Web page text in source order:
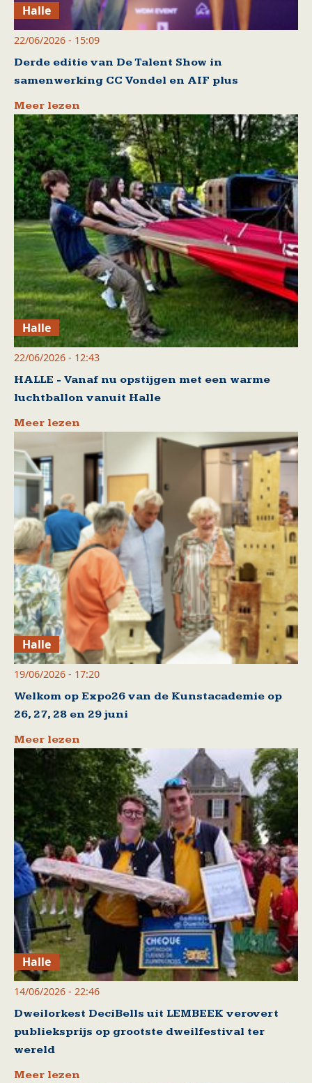
Halle
22/06/2026 - 15:09
Derde editie van De Talent Show in
samenwerking CC Vondel en AIF plus
Meer lezen
Halle
22/06/2026 - 12:43
HALLE - Vanaf nu opstijgen met een warme
luchtballon vanuit Halle
Meer lezen
Halle
19/06/2026 - 17:20
Welkom op Expo26 van de Kunstacademie op
26, 27, 28 en 29 juni
Meer lezen
Halle
14/06/2026 - 22:46
Dweilorkest DeciBells uit LEMBEEK verovert
publieksprijs op grootste dweilfestival ter
wereld
Meer lezen